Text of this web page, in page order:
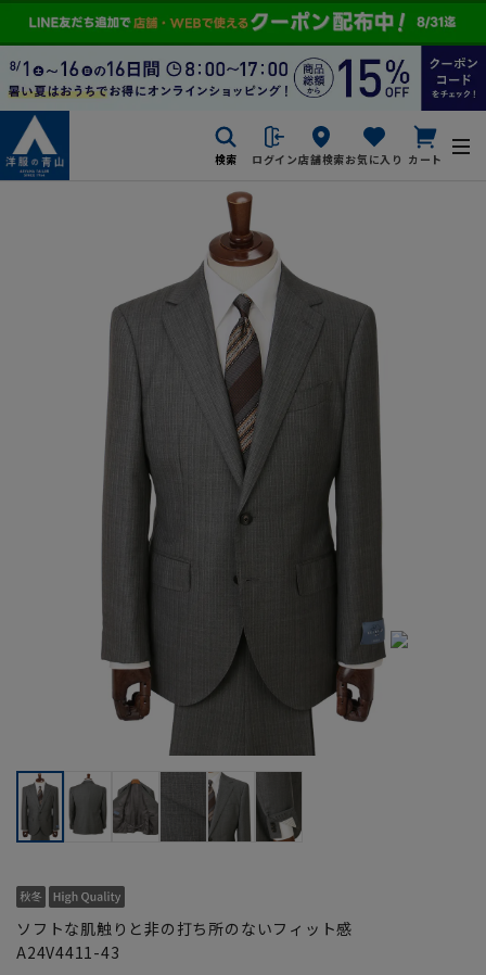
検索 ログイン店舗検索お気に入り カート
ソフトな肌触りと非の打ち所のないフィット感
A24V4411-43